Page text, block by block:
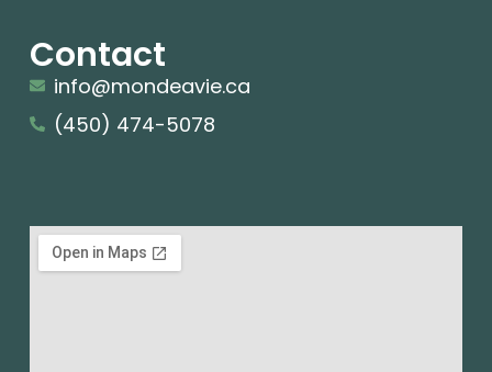
Contact
info@mondeavie.ca
(450) 474-5078